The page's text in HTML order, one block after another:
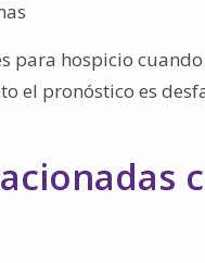
para hospicio
el pronóstico es